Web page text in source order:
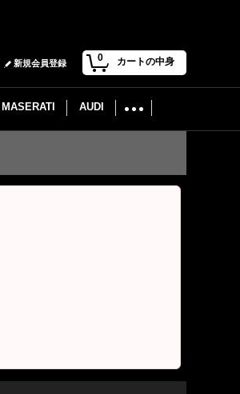
0 カートの中身
新規会員登録
MASERATI AUDI